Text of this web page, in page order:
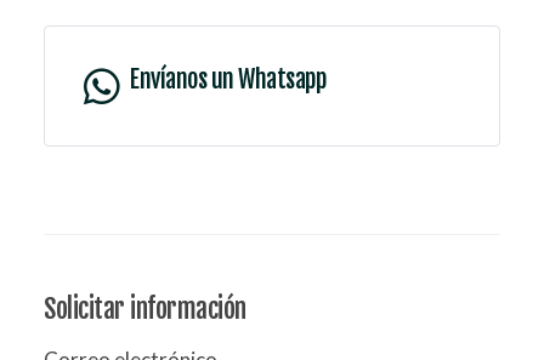
Envíanos un Whatsapp
Solicitar información